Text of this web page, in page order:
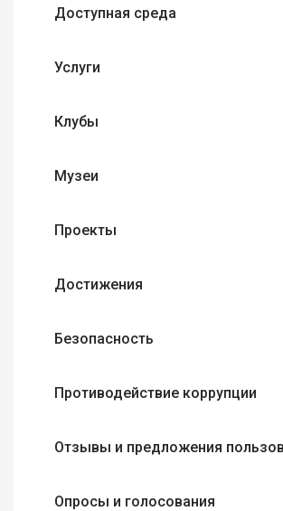
Доступная среда
Услуги
Клубы
Музеи
Проекты
Достижения
Безопасность
Противодействие коррупции
Отзывы и предложения
Опросы и голосования